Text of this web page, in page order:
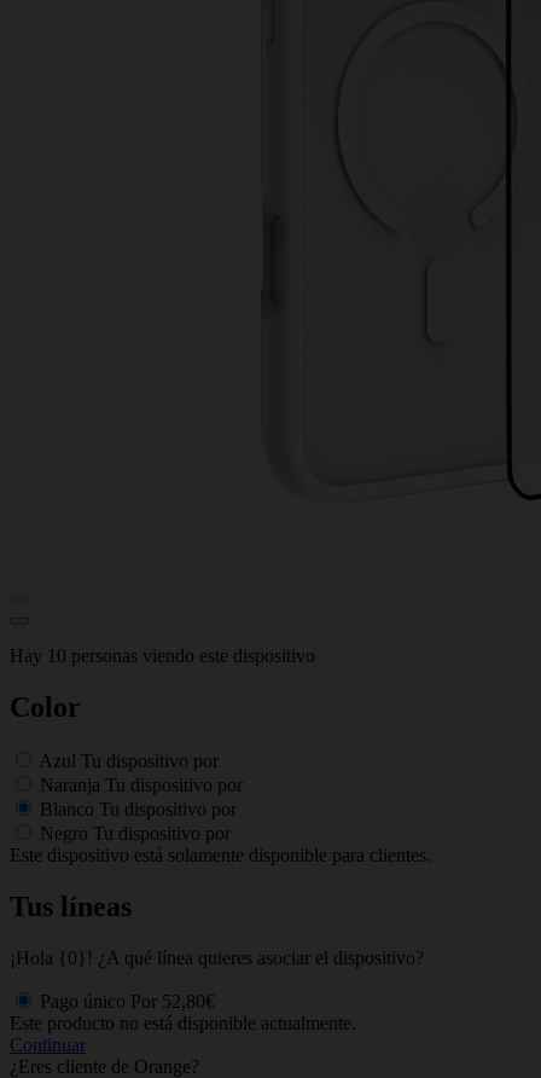
Hay 10 personas viendo este dispositivo
Color
Azul Tu dispositivo por
Naranja Tu dispositivo por
Blanco Tu dispositivo por
Negro Tu dispositivo por
Este dispositivo está solamente disponible para clientes.
Tus líneas
¡Hola {0}! ¿A qué línea quieres asociar el dispositivo?
Pago único Por 52,80€
Este producto no está disponible actualmente.
Continuar
¿Eres cliente de Orange?